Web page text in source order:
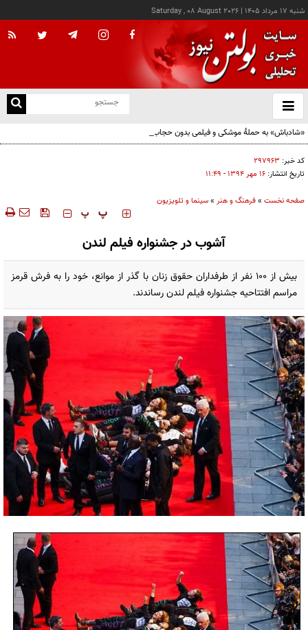
شنبه ۱۷ مرداد ۱۴۰۵ |
Saturday , 08 August 2026
باز
و
«شادباش» به حملۀ موشکی و فیلمی بدون حجاب؛ روایت تناقض‌های محسن قرایی
کد خبر: ۲۹۷۹۶۳
تاریخ انتشار: ۱۶ مهر ۱۳۹۴ - ۱۱:۴۹
صفحه نخست »فرهنگ و هنر »سینما و تلویزیون
‍‍‍ پ پ
آشوب در جشنواره فیلم لندن
بیش از 100 نفر از طرفداران حقوق زنان با گذر از موانع، خود را به فرش قرمز
مراسم افتتاحیه جشنواره فیلم لندن رساندند.